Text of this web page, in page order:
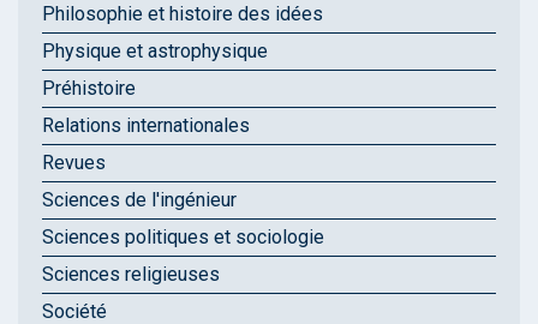
Philosophie et histoire des idées
Physique et astrophysique
Préhistoire
Relations internationales
Revues
Sciences de l'ingénieur
Sciences politiques et sociologie
Sciences religieuses
Société